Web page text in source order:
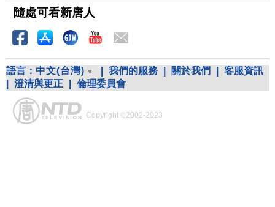
隨處可看新唐人
語言： 中文(台灣) 我們的服務 關於我們
客服資訊
澄清與更正 倫理委員會
Copyright ©2002-2023